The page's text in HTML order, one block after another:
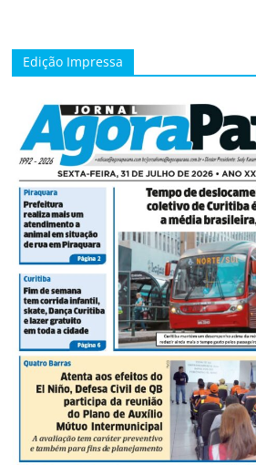
Edição Impressa